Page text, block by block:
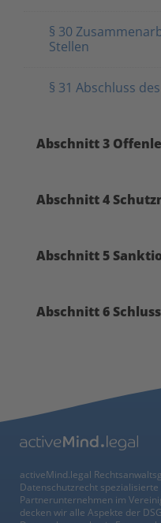
§ 30
Stellen
§ 31 Abschluss
Abschnitt 3
Abschnitt 4
Abschnitt 5
Abschnitt 6
activeMind.legal
Datenschutzrecht
Partnerunternehmen im
decken wir alle Aspekte der